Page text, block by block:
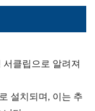
서클립으로 알려져
설치되며, 이는 추